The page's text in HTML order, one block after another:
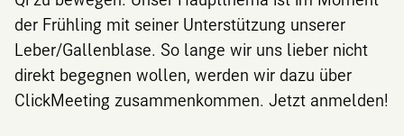
der Frühling mit seiner Unterstützung unserer
Leber/Gallenblase. So lange wir uns lieber nicht
direkt begegnen wollen, werden wir dazu über
ClickMeeting zusammenkommen. Jetzt anmelden!